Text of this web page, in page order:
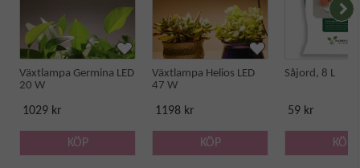
Växtlampa Germina LED
20 W
1029 kr
KÖP
Växtlampa Helios LED
47 W
1198 kr
KÖP
Såjord, 8 L
59 kr
KÖP